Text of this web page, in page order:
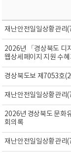
재난안전일일상황관리
2026년 「경상북도 디
웹상세페이지 지원 수
경상북도보 제7053호
재난안전일일상황관리
2026년 경상북도 문화
회의록
재난안전일일상황관리